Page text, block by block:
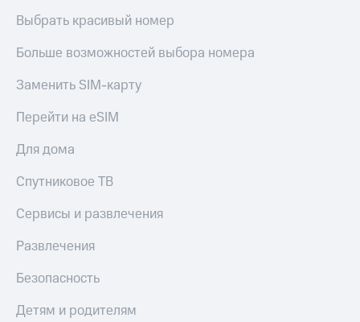
Выбрать красивый номер
Больше возможностей выбора номера
Заменить SIM-карту
Перейти на eSIM
Для дома
Спутниковое ТВ
Сервисы и развлечения
Развлечения
Безопасность
Детям и родителям